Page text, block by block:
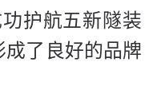
护航五新隧装
了良好的品牌